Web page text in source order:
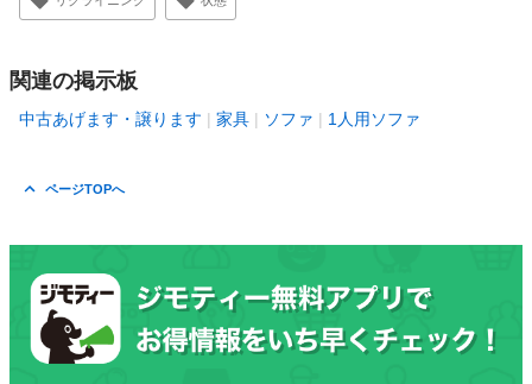
関連の掲示板
中古あげます・譲ります 家具 ソファ 1人用ソファ
ページTOPへ